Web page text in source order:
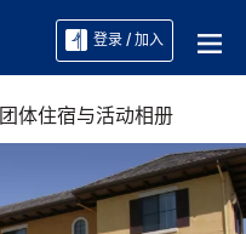
登录 / 加入
团体住宿与活动相册